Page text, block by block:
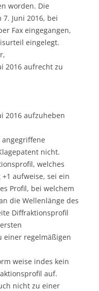
worden. Die
Juni 2016, bei
Fax eingegangen,
eingelegt.
2016 aufrecht zu
2016 aufzuheben
nicht.
welches
aufweise, sei ein
Profil, bei welchem
die Wellenlänge des
Diffraktionsprofil
einer regelmäßigen
weise indes kein
auf.
nicht zu einer